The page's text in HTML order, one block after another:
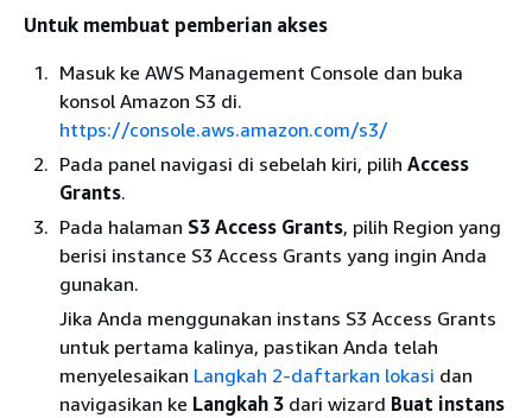
Untuk membuat pemberian akses
Masuk ke AWS Management Console dan buka
konsol Amazon S3 di.
https://console.aws.amazon.com/s3/
Pada panel navigasi di sebelah kiri, pilih Access
Grants.
Pada halaman S3 Access Grants, pilih Region yang
berisi instance S3 Access Grants yang ingin Anda
gunakan.
Jika Anda menggunakan instans S3 Access Grants
untuk pertama kalinya, pastikan Anda telah
menyelesaikan Langkah 2-daftarkan lokasi dan
navigasikan ke Langkah 3 dari wizard Buat instans